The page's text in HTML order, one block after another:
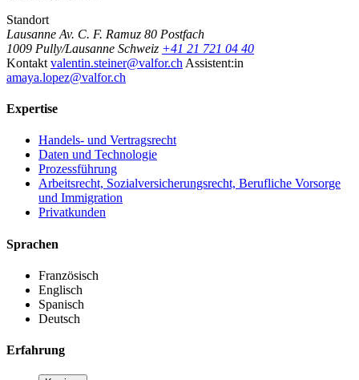
Standort
Lausanne Av. C. F. Ramuz 80 Postfach
1009 Pully/Lausanne Schweiz +41 21 721 04 40
Kontakt valentin.steiner@valfor.ch Assistent:in
amaya.lopez@valfor.ch
Expertise
Handels- und Vertragsrecht
Daten und Technologie
Prozessführung
Arbeitsrecht, Sozialversicherungsrecht, Berufliche Vorsorge
und Immigration
Privatkunden
Sprachen
Französisch
Englisch
Spanisch
Deutsch
Erfahrung